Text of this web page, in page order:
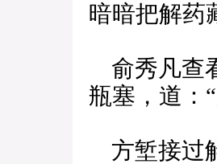
暗暗把解药
俞秀凡查
瓶塞，道：
方堑接过